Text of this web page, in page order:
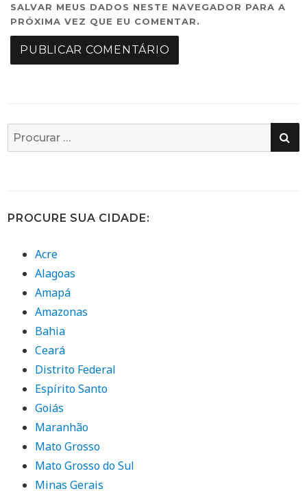
SALVAR MEUS DADOS NESTE NAVEGADOR PARA A
PRÓXIMA VEZ QUE EU COMENTAR.
Busca
por:
PROCURE SUA CIDADE:
Acre
Alagoas
Amapá
Amazonas
Bahia
Ceará
Distrito Federal
Espírito Santo
Goiás
Maranhão
Mato Grosso
Mato Grosso do Sul
Minas Gerais